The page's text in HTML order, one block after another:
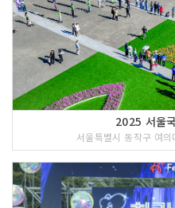
2025 서울
서울특별시 동작구 여